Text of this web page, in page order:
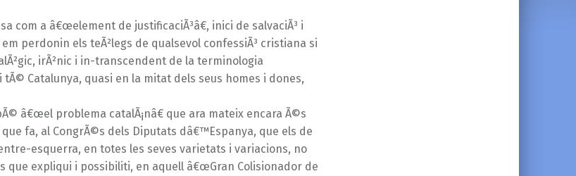
com a â€œelement de justificaciÃ³â€, inici de salvaciÃ³ i
perdonin els teÃ²legs de qualsevol confessiÃ³ cristiana si
irÃ²nic i in-transcendent de la terminologia
tÃ© Catalunya, quasi en la mitat dels seus homes i dones,
â€œel problema catalÃ¡nâ€ que ara mateix encara Ã©s
que fa, al CongrÃ©s dels Diputats dâ€™Espanya, que els de
esquerra, en totes les seves varietats i variacions, no
que expliqui i possibiliti, en aquell â€œGran Colisionador de